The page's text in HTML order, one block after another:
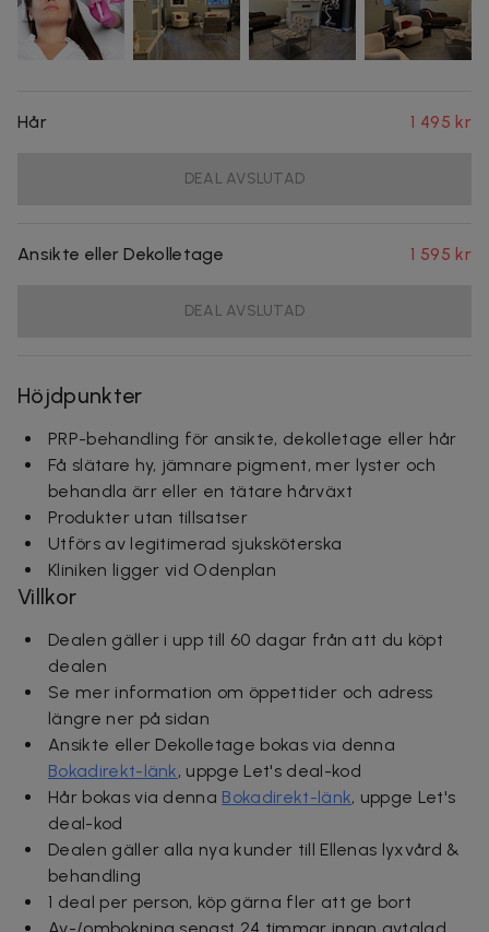
Hår 1 495 kr
DEAL AVSLUTAD
Ansikte eller Dekolletage 1 595 kr
DEAL AVSLUTAD
Höjdpunkter
PRP-behandling för ansikte, dekolletage eller hår
Få slätare hy, jämnare pigment, mer lyster och
behandla ärr eller en tätare hårväxt
Produkter utan tillsatser
Utförs av legitimerad sjuksköterska
Kliniken ligger vid Odenplan
Villkor
Dealen gäller i upp till 60 dagar från att du köpt
dealen
Se mer information om öppettider och adress
längre ner på sidan
Ansikte eller Dekolletage bokas via denna
Bokadirekt-länk, uppge Let's deal-kod
Hår bokas via denna Bokadirekt-länk, uppge Let's
deal-kod
Dealen gäller alla nya kunder till Ellenas lyxvård &
behandling
1 deal per person, köp gärna fler att ge bort
Av-/ombokning senast 24 timmar innan avtalad